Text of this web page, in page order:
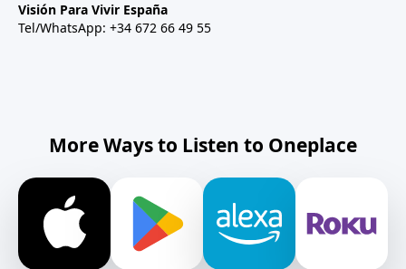
Visión Para Vivir España
Tel/WhatsApp: +34 672 66 49 55
More Ways to Listen to Oneplace